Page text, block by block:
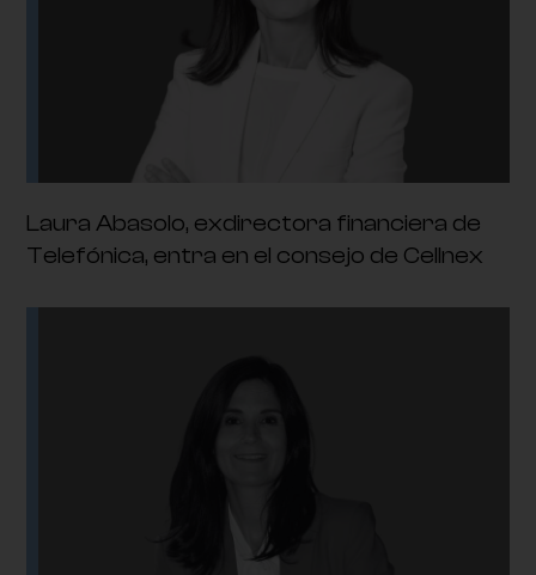
Laura Abasolo, exdirectora financiera de
Telefónica, entra en el consejo de Cellnex